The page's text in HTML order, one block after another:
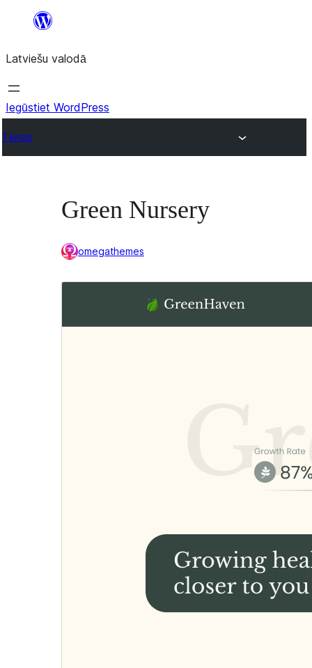
Pāriet
saturu
Latviešu valodā
Iegūstiet WordPress
Tēmas
Green Nursery
omegathemes